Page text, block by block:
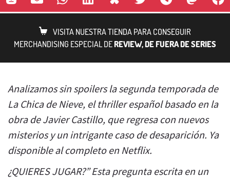
VISITA NUESTRA TIENDA PARA CONSEGUIR
MERCHANDISING ESPECIAL DEREVIEW, DE FUERA DE SERIES
Analizamos sin spoilers la segunda temporada de
La Chica de Nieve, el thriller español basado en la
obra de Javier Castillo, que regresa con nuevos
misterios y un intrigante caso de desaparición. Ya
disponible al completo en Netflix.
¿QUIERES JUGAR?” Esta pregunta escrita en un